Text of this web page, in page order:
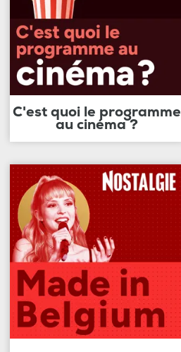
C'est quoi le programme
au cinéma ?